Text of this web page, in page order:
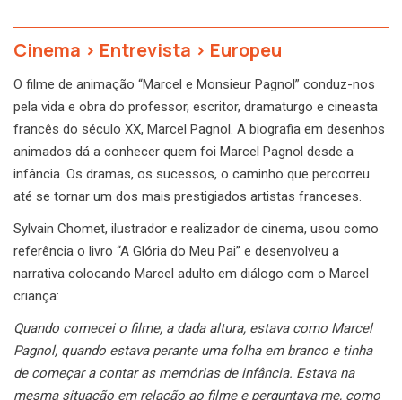
Cinema > Entrevista > Europeu
O filme de animação “Marcel e Monsieur Pagnol” conduz-nos
pela vida e obra do professor, escritor, dramaturgo e cineasta
francês do século XX, Marcel Pagnol. A biografia em desenhos
animados dá a conhecer quem foi Marcel Pagnol desde a
infância. Os dramas, os sucessos, o caminho que percorreu
até se tornar um dos mais prestigiados artistas franceses.
Sylvain Chomet, ilustrador e realizador de cinema, usou como
referência o livro “A Glória do Meu Pai” e desenvolveu a
narrativa colocando Marcel adulto em diálogo com o Marcel
criança:
Quando comecei o filme, a dada altura, estava como Marcel
Pagnol, quando estava perante uma folha em branco e tinha
de começar a contar as memórias de infância. Estava na
mesma situação em relação ao filme e perguntava-me, como